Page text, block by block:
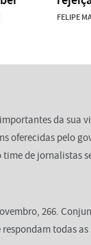
FELIPE
da sua
oferecidas pelo
time de jornalistas
266.
todas